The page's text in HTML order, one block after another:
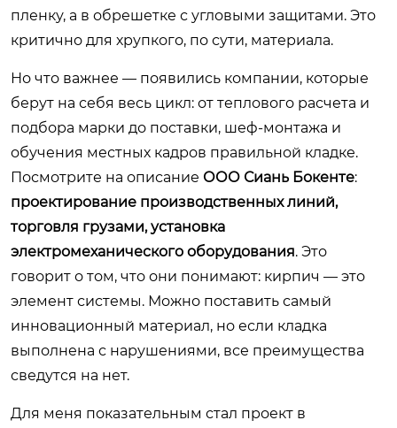
пленку, а в обрешетке с угловыми защитами. Это
критично для хрупкого, по сути, материала.
Но что важнее — появились компании, которые
берут на себя весь цикл: от теплового расчета и
подбора марки до поставки, шеф-монтажа и
обучения местных кадров правильной кладке.
Посмотрите на описание ООО Сиань Бокенте:
проектирование производственных линий,
торговля грузами, установка
электромеханического оборудования. Это
говорит о том, что они понимают: кирпич — это
элемент системы. Можно поставить самый
инновационный материал, но если кладка
выполнена с нарушениями, все преимущества
сведутся на нет.
Для меня показательным стал проект в